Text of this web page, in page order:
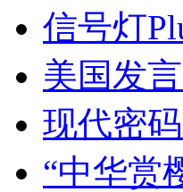
信号灯
美国发
现代密
“中华赏